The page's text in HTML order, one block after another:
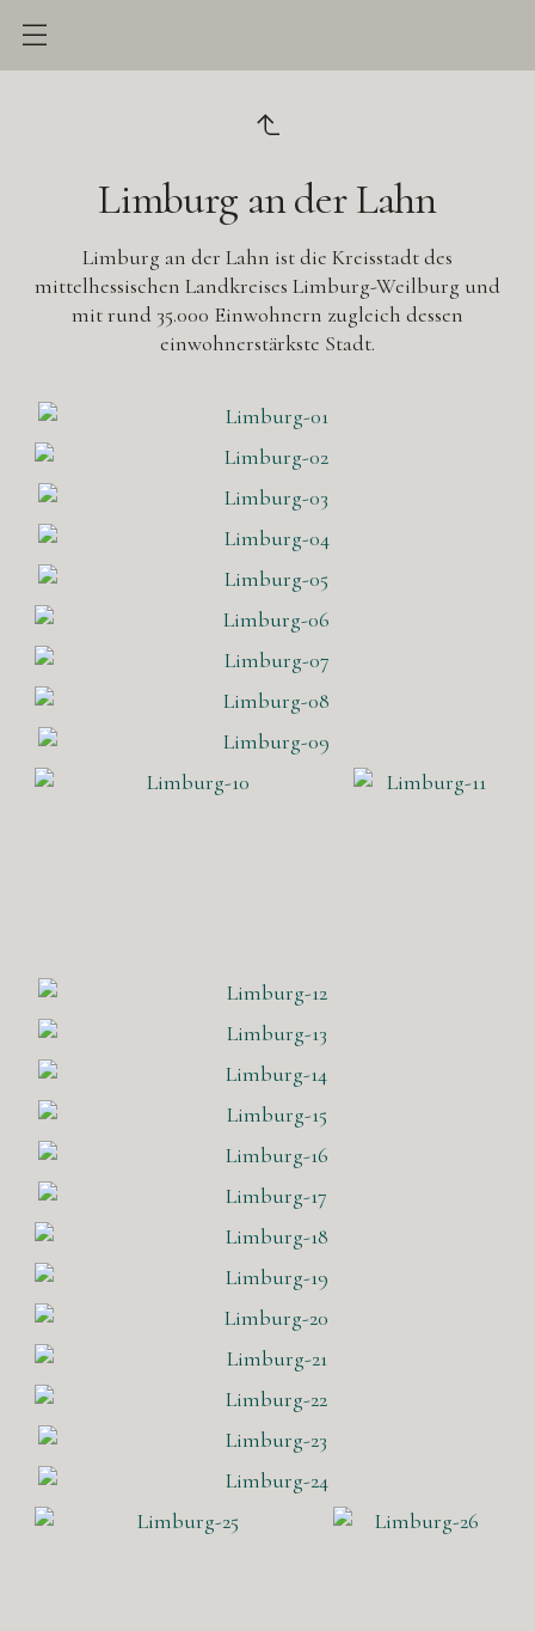
Limburg an der Lahn
Limburg an der Lahn ist die Kreisstadt des
mittelhessischen Landkreises Limburg-Weilburg und
mit rund 35.000 Einwohnern zugleich dessen
einwohnerstärkste Stadt.